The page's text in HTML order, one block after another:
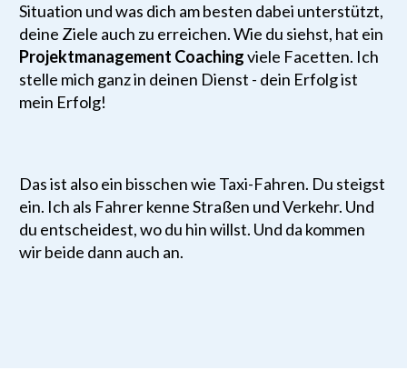
Situation und was dich am besten dabei unterstützt,
deine Ziele auch zu erreichen. Wie du siehst, hat ein
Projektmanagement Coachingviele Facetten. Ich
stelle mich ganz in deinen Dienst - dein Erfolg ist
mein Erfolg!
Das ist also ein bisschen wie Taxi-Fahren. Du steigst
ein. Ich als Fahrer kenne Straßen und Verkehr. Und
du entscheidest, wo du hin willst. Und da kommen
wir beide dann auch an.